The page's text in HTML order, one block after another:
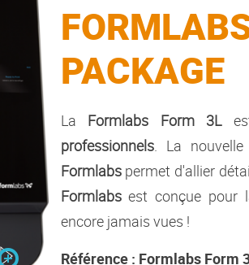
PACKAGE
La Formlabs Form 3L
professionnels. La nouvelle
Formlabspermet d'allier
Formlabsest conçue pour
encore jamais vues !
Référence : Formlabs Form